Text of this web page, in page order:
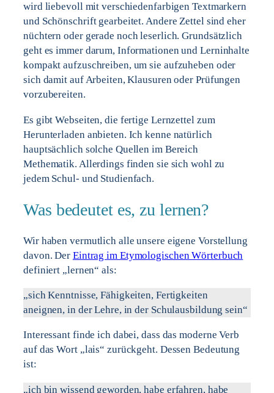
wird liebevoll mit verschiedenfarbigen Textmarkern
und Schönschrift gearbeitet. Andere Zettel sind eher
nüchtern oder gerade noch leserlich. Grundsätzlich
geht es immer darum, Informationen und Lerninhalte
kompakt aufzuschreiben, um sie aufzuheben oder
sich damit auf Arbeiten, Klausuren oder Prüfungen
vorzubereiten.
Es gibt Webseiten, die fertige Lernzettel zum
Herunterladen anbieten. Ich kenne natürlich
hauptsächlich solche Quellen im Bereich
Methematik. Allerdings finden sie sich wohl zu
jedem Schul- und Studienfach.
Was bedeutet es, zu lernen?
Wir haben vermutlich alle unsere eigene Vorstellung
davon. Der Eintrag im Etymologischen Wörterbuch
definiert „lernen“ als:
„sich Kenntnisse, Fähigkeiten, Fertigkeiten
aneignen, in der Lehre, in der Schulausbildung sein“
Interessant finde ich dabei, dass das moderne Verb
auf das Wort „lais“ zurückgeht. Dessen Bedeutung
ist:
„ich bin wissend geworden, habe erfahren, habe